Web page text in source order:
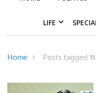
LIFE
Home Posts tagged